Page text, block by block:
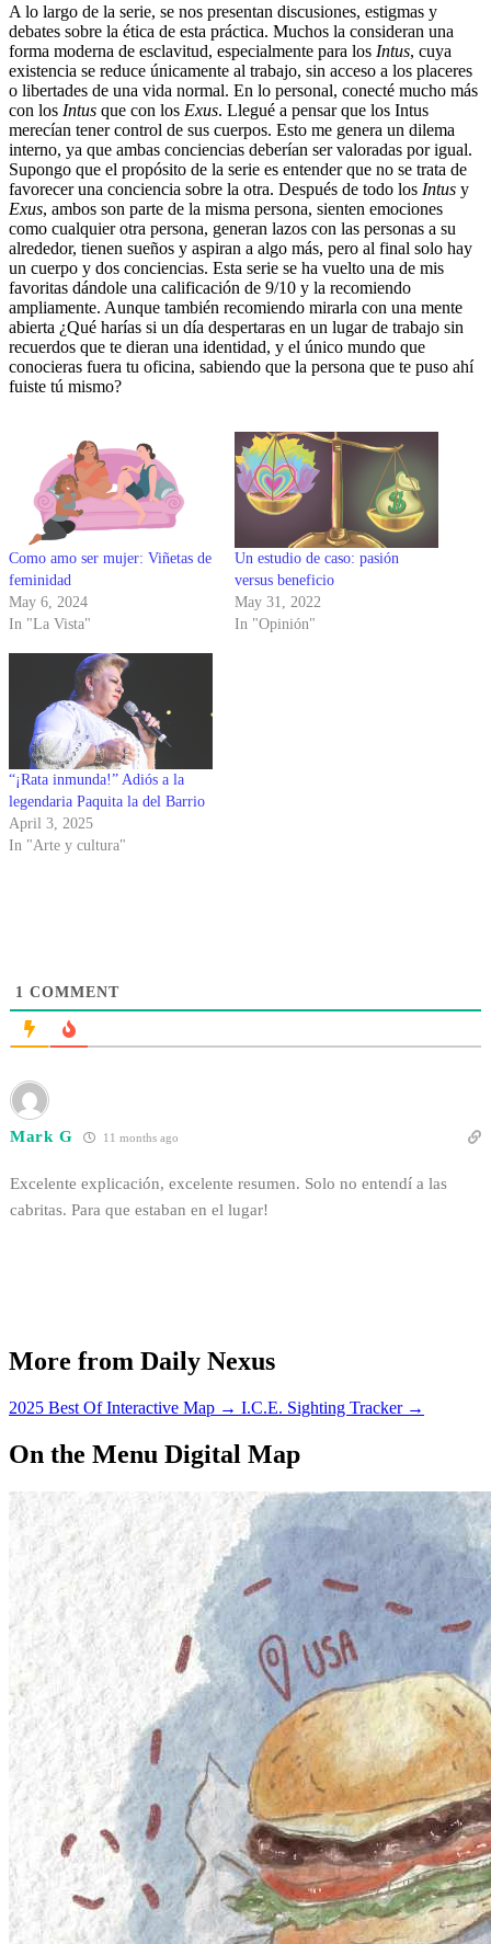
A lo largo de la serie, se nos presentan discusiones, estigmas y
debates sobre la ética de esta práctica. Muchos la consideran una
forma moderna de esclavitud, especialmente para los Intus, cuya
existencia se reduce únicamente al trabajo, sin acceso a los placeres
o libertades de una vida normal. En lo personal, conecté mucho más
con los Intus que con los Exus. Llegué a pensar que los Intus
merecían tener control de sus cuerpos. Esto me genera un dilema
interno, ya que ambas conciencias deberían ser valoradas por igual.
Supongo que el propósito de la serie es entender que no se trata de
favorecer una conciencia sobre la otra. Después de todo los Intus y
Exus, ambos son parte de la misma persona, sienten emociones
como cualquier otra persona, generan lazos con las personas a su
alrededor, tienen sueños y aspiran a algo más, pero al final solo hay
un cuerpo y dos conciencias. Esta serie se ha vuelto una de mis
favoritas dándole una calificación de 9/10 y la recomiendo
ampliamente. Aunque también recomiendo mirarla con una mente
abierta ¿Qué harías si un día despertaras en un lugar de trabajo sin
recuerdos que te dieran una identidad, y el único mundo que
conocieras fuera tu oficina, sabiendo que la persona que te puso ahí
fuiste tú mismo?
Como amo ser mujer: Viñetas de
feminidad
May 6, 2024
In "La Vista"
Un estudio de caso: pasión
versus beneficio
May 31, 2022
In "Opinión"
“¡Rata inmunda!” Adiós a la
legendaria Paquita la del Barrio
April 3, 2025
In "Arte y cultura"
1 COMMENT
Mark G 11 months ago
Excelente explicación, excelente resumen. Solo no entendí a las
cabritas. Para que estaban en el lugar!
More from Daily Nexus
2025 Best Of Interactive Map → I.C.E. Sighting Tracker →
On the Menu Digital Map